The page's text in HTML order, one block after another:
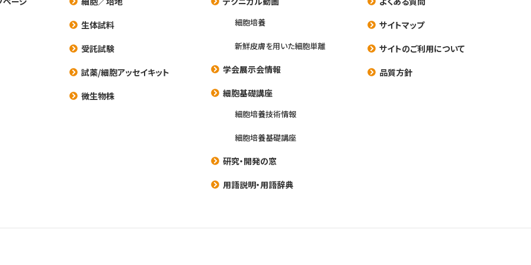
生体試料
受託試験
試薬/細胞アッセイキット
微生物株
細胞培養
新鮮皮膚を用いた細胞単離
学会展示会情報
細胞基礎講座
細胞培養技術情報
細胞培養基礎講座
研究・開発の窓
用語説明・用語辞典
サイトマップ
サイトのご利用について
品質方針